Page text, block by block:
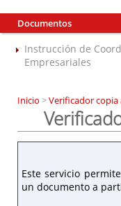
Documentos
Instrucción de
Empresariales
Inicio >Verificador
Este servicio
un documento a